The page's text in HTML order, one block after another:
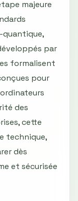
majeure
par
formalisent
pour
des
cette
technique,
dès
et sécurisée